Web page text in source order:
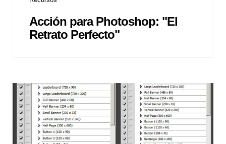
Acción para Photoshop: "El
Retrato Perfecto"